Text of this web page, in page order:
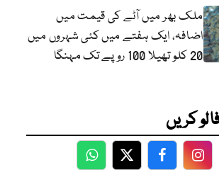
ملک بھر میں آٹے کی قیمت میں
اضافہ، ایک ہفتے میں کئی شہروں میں
20 کلو تھیلا 100 روپے تک مہنگا
کریں
WhatsApp
TwitterFacebook